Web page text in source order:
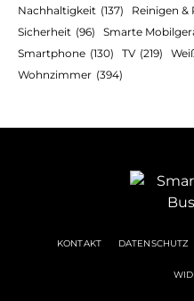
Nachhaltigkeit (137) Reinigen &
Sicherheit (96) Smarte
Smartphone (130) TV (219)
Wohnzimmer (394)
KONTAKT DATENSCHUTZ